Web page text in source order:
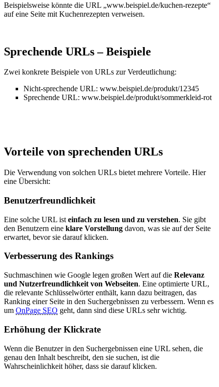
Beispielsweise könnte die URL „www.beispiel.de/kuchen-rezepte“
auf eine Seite mit Kuchenrezepten verweisen.
Sprechende URLs – Beispiele
Zwei konkrete Beispiele von URLs zur Verdeutlichung:
Nicht-sprechende URL: www.beispiel.de/produkt/12345
Sprechende URL: www.beispiel.de/produkt/sommerkleid-rot
Vorteile von sprechenden URLs
Die Verwendung von solchen URLs bietet mehrere Vorteile. Hier
eine Übersicht:
Benutzerfreundlichkeit
Eine solche URL ist einfach zu lesen und zu verstehen. Sie gibt
den Benutzern eine klare Vorstellung davon, was sie auf der Seite
erwartet, bevor sie darauf klicken.
Verbesserung des Rankings
Suchmaschinen wie Google legen großen Wert auf die Relevanz
und Nutzerfreundlichkeit von Webseiten. Eine optimierte URL,
die relevante Schlüsselwörter enthält, kann dazu beitragen, das
Ranking einer Seite in den Suchergebnissen zu verbessern. Wenn es
um OnPage SEO geht, dann sind diese URLs sehr wichtig.
Erhöhung der Klickrate
Wenn die Benutzer in den Suchergebnissen eine URL sehen, die
genau den Inhalt beschreibt, den sie suchen, ist die
Wahrscheinlichkeit höher, dass sie darauf klicken.